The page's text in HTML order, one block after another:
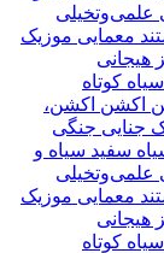
علمی‌و‌تخیلی
معمایی موزیک
هیجانی
کوتاه
اکشن اکشن،
جنایی جنگی
سفید سیاه و
علمی‌و‌تخیلی
معمایی موزیک
هیجانی
کوتاه